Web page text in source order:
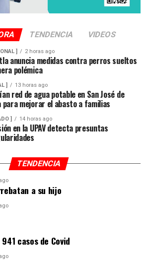
TENDENCIA VIDEOS
] 2 horas ago
anuncia medidas contra perros sueltos
polémica
] 13 horas ago
red de agua potable en San José de
para mejorar el abasto a familias
] 14 horas ago
en la UPAV detecta presuntas
TENDENCIA
a su hijo
casos de Covid